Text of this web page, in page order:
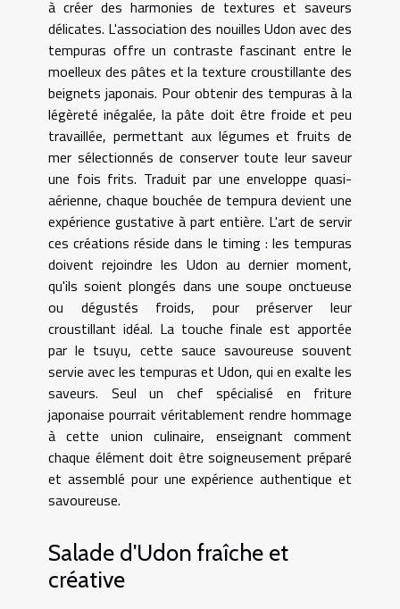
à créer des harmonies de textures et saveurs
délicates. L'association des nouilles Udon avec des
tempuras offre un contraste fascinant entre le
moelleux des pâtes et la texture croustillante des
beignets japonais. Pour obtenir des tempuras à la
légèreté inégalée, la pâte doit être froide et peu
travaillée, permettant aux légumes et fruits de
mer sélectionnés de conserver toute leur saveur
une fois frits. Traduit par une enveloppe quasi-
aérienne, chaque bouchée de tempura devient une
expérience gustative à part entière. L'art de servir
ces créations réside dans le timing : les tempuras
doivent rejoindre les Udon au dernier moment,
qu'ils soient plongés dans une soupe onctueuse
ou dégustés froids, pour préserver leur
croustillant idéal. La touche finale est apportée
par le tsuyu, cette sauce savoureuse souvent
servie avec les tempuras et Udon, qui en exalte les
saveurs. Seul un chef spécialisé en friture
japonaise pourrait véritablement rendre hommage
à cette union culinaire, enseignant comment
chaque élément doit être soigneusement préparé
et assemblé pour une expérience authentique et
savoureuse.
Salade d'Udon fraîche et
créative